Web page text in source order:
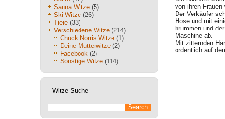
Sauna Witze (5)
Ski Witze (26)
Tiere (33)
Verschiedene Witze (214)
Chuck Norris Witze (1)
Deine Mutterwitze (2)
Facebook (2)
Sonstige Witze (114)
Witze Suche
von ihren Frauen
Der Verkäufer
Hose und mit
brummen und
Maschine ab.
Mit zitternden
ordentlich auf